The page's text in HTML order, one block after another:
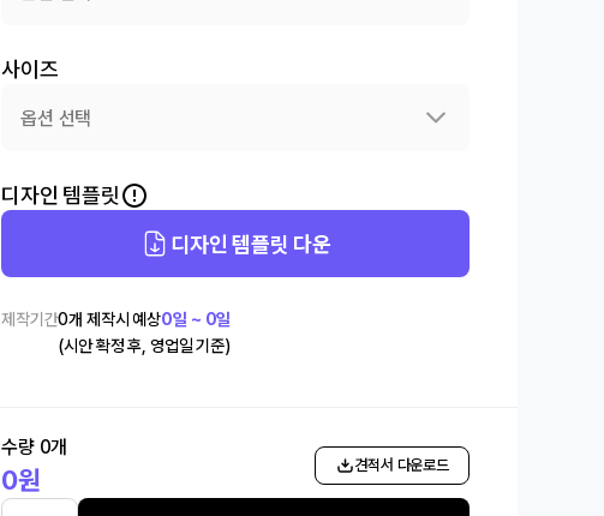
사이즈
옵션 선택
디자인 템플릿
디자인 템플릿 다운
제작기간0개 제작시 예상0일 ~ 0일
(시안 확정 후, 영업일 기준)
수량 0개
0원 견적서 다운로드